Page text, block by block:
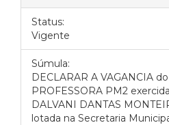
Status:
Vigente
Súmula:
DECLARAR A VAGANCIA
PROFESSORA PM2
DALVANI DANTAS
lotada na Secretaria